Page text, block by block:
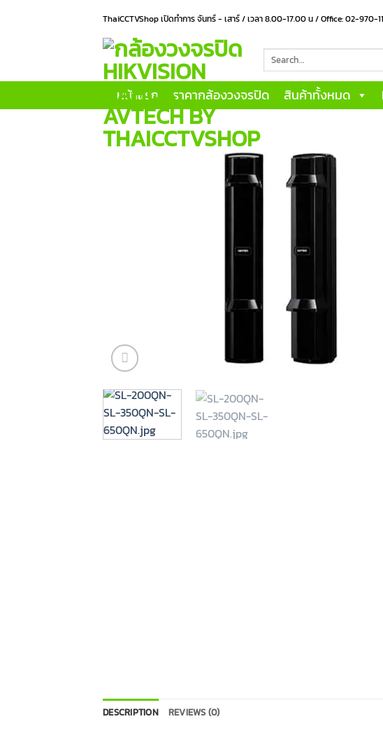
ThaiCCTVShop เปิดทำการ จันทร์ - เสาร์ / เวลา 8.00-17.00 น / Office: 02-
for:
หน้าแรก ราคากล้องวงจรปิด สินค้าทั้งหมด
DESCRIPTION REVIEWS (0)